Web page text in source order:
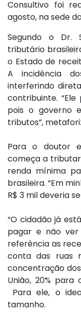
Consultivo foi
agosto, na sede
Segundo o Dr.
tributário
o Estado de
A incidência
interferindo
contribuinte.
pois o governo
tributos”,
Para o doutor
começa a tributar
renda mínima
brasileira. “Em
R$ 3 mil deveria
“O cidadão já
pagar e não ver
referência as
conta das ruas
concentração
União, 20% para
Para ele, o
tamanho.